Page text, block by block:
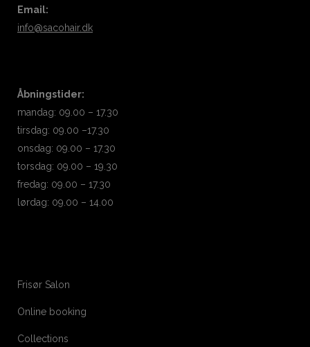
Email:
info@sacohair.dk
Åbningstider:
mandag: 09.00 – 17.30
tirsdag: 09.00 –17.30
onsdag: 09.00 – 17.30
torsdag: 09.00 – 19.30
fredag: 09.00 – 17.30
lørdag: 09.00 – 14.00
Frisør Salon
Online booking
Collections